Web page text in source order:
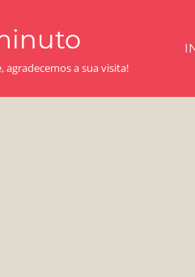
agradecemos a sua visita!